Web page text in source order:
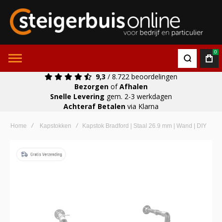
0
9,3 / 8.722 beoordelingen
Bezorgen ofAfhalen
Snelle Levering gem. 2-3 werkdagen
Achteraf Betalen via Klarna
Home Kapstokken Kapstok Bradford | Staal 26.9 mm | Wand | DIY
naar